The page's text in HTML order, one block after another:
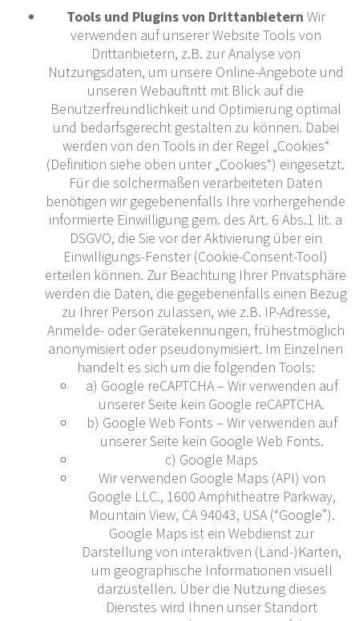
Tools und Plugins von Drittanbietern Wir
verwenden auf unserer Website Tools von
Drittanbietern, z.B. zur Analyse von
Nutzungsdaten, um unsere Online-Angebote und
unseren Webauftritt mit Blick auf die
Benutzerfreundlichkeit und Optimierung optimal
und bedarfsgerecht gestalten zu können. Dabei
werden von den Tools in der Regel „Cookies“
(Definition siehe oben unter „Cookies“) eingesetzt.
Für die solchermaßen verarbeiteten Daten
benötigen wir gegebenenfalls Ihre vorhergehende
informierte Einwilligung gem. des Art. 6 Abs.1 lit. a
DSGVO, die Sie vor der Aktivierung über ein
Einwilligungs-Fenster (Cookie-Consent-Tool)
erteilen können. Zur Beachtung Ihrer Privatsphäre
werden die Daten, die gegebenenfalls einen Bezug
zu Ihrer Person zulassen, wie z.B. IP-Adresse,
Anmelde- oder Gerätekennungen, frühestmöglich
anonymisiert oder pseudonymisiert. Im Einzelnen
handelt es sich um die folgenden Tools:
a) Google reCAPTCHA – Wir verwenden auf
unserer Seite kein Google reCAPTCHA.
b) Google Web Fonts – Wir verwenden auf
unserer Seite kein Google Web Fonts.
c) Google Maps
Wir verwenden Google Maps (API) von
Google LLC., 1600 Amphitheatre Parkway,
Mountain View, CA 94043, USA (“Google”).
Google Maps ist ein Webdienst zur
Darstellung von interaktiven (Land-)Karten,
um geographische Informationen visuell
darzustellen. Über die Nutzung dieses
Dienstes wird Ihnen unser Standort